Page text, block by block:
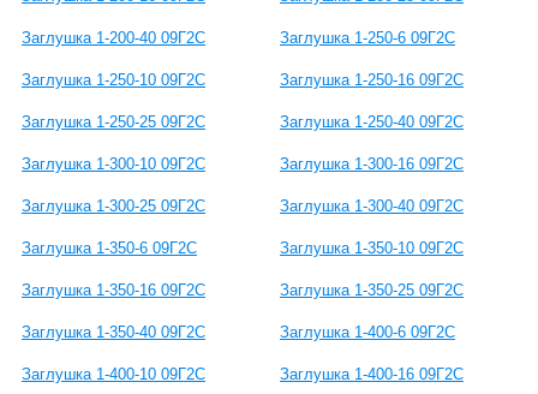
Заглушка 1-200-40 09Г2С Заглушка 1-250-6 09Г2С
Заглушка 1-250-10 09Г2С Заглушка 1-250-16 09Г2С
Заглушка 1-250-25 09Г2С Заглушка 1-250-40 09Г2С
Заглушка 1-300-10 09Г2С Заглушка 1-300-16 09Г2С
Заглушка 1-300-25 09Г2С Заглушка 1-300-40 09Г2С
Заглушка 1-350-6 09Г2С Заглушка 1-350-10 09Г2С
Заглушка 1-350-16 09Г2С Заглушка 1-350-25 09Г2С
Заглушка 1-350-40 09Г2С Заглушка 1-400-6 09Г2С
Заглушка 1-400-10 09Г2С Заглушка 1-400-16 09Г2С